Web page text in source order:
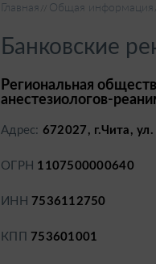
Главная Общая информация
Банковские
Региональная
анестезиологов-
Адрес: 672027, г.Чита,
ОГРН 1107500000640
ИНН 7536112750
КПП 753601001